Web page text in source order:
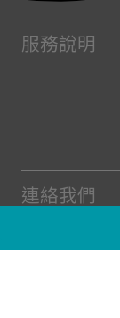
服務說明
連絡我們